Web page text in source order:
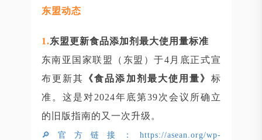
东盟动态
1.东盟更新食品添加剂最大使用量标准
东南亚国家联盟（东盟）于4月底正式宣
布更新其
《食品添加剂最大使用量》 标
准。这是对2024年底第39次会议所确立
的旧版指南的又一次升级。
🔎官方链接：https://asean.org/wp-